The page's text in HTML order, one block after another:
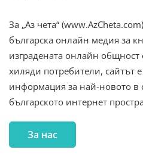
За „Аз чета“
българска онлайн медия за
изградената онлайн общност
хиляди потребители, сайтът
информация за най-новото в
българското интернет
За нас